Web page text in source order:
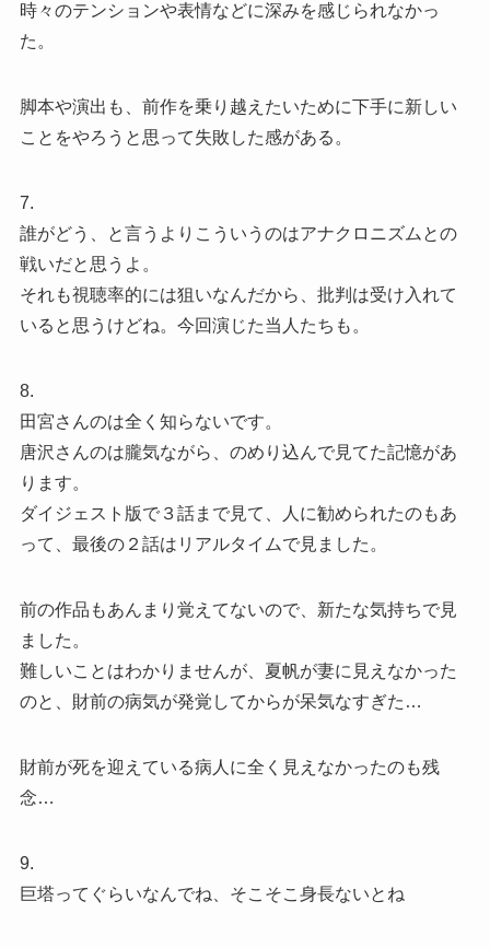
時々のテンションや表情などに深みを感じられなかっ
た。
脚本や演出も、前作を乗り越えたいために下手に新しい
ことをやろうと思って失敗した感がある。
7.
誰がどう、と言うよりこういうのはアナクロニズムとの
戦いだと思うよ。
それも視聴率的には狙いなんだから、批判は受け入れて
いると思うけどね。今回演じた当人たちも。
8.
田宮さんのは全く知らないです。
唐沢さんのは朧気ながら、のめり込んで見てた記憶があ
ります。
ダイジェスト版で３話まで見て、人に勧められたのもあ
って、最後の２話はリアルタイムで見ました。
前の作品もあんまり覚えてないので、新たな気持ちで見
ました。
難しいことはわかりませんが、夏帆が妻に見えなかった
のと、財前の病気が発覚してからが呆気なすぎた…
財前が死を迎えている病人に全く見えなかったのも残
念…
9.
巨塔ってぐらいなんでね、そこそこ身長ないとね